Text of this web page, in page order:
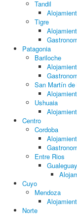
Tandil
Tigre
Patagonia
Bariloche
San Martín
Ushuaia
Centro
Cordoba
Entre Rios
Gualeguay
Cuyo
Mendoza
Norte